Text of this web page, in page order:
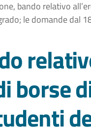
bando relativo
le domande dal
borse